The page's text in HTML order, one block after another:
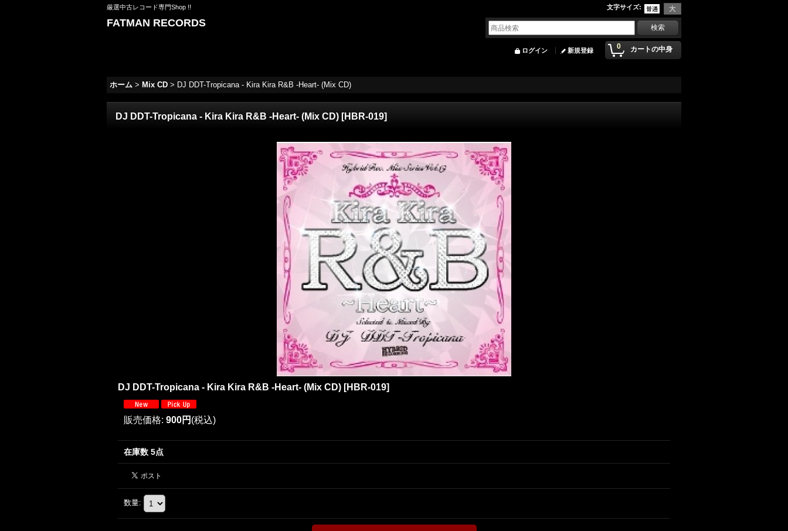
厳選中古レコード専門Shop !! 文字サイズ:
FATMAN RECORDS
0 カートの中身
ログイン 新規登録
ホーム > Mix CD > DJ DDT-Tropicana - Kira Kira R&B -Heart- (Mix CD)
DJ DDT-Tropicana - Kira Kira R&B -Heart- (Mix CD) [HBR-019]
DJ DDT-Tropicana - Kira Kira R&B -Heart- (Mix CD) [HBR-019]
販売価格: 900円 (税込)
在庫数 5点
数量: